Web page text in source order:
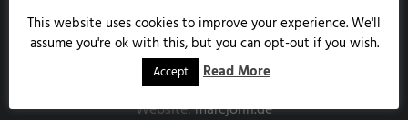
Austrasse 85
53343 Wachtberg
Handy:0171/7858190
E-Mail:info@marcjohn.de
Website:marcjohn.de
This website uses cookies to improve your experience. We'll
assume you're ok with this, but you can opt-out if you wish.
Accept Read More